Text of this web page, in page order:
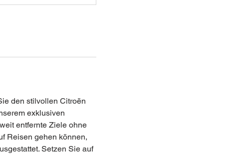
den stilvollen Citroën
exklusiven
entfernte Ziele ohne
Reisen gehen können,
Setzen Sie auf